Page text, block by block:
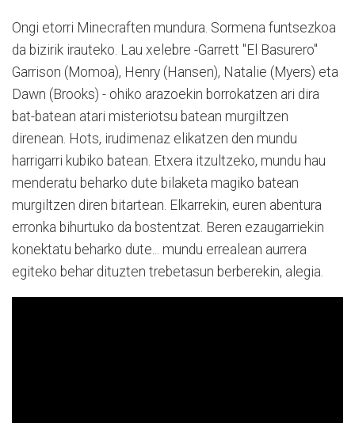
Ongi etorri Minecraften mundura. Sormena funtsezkoa
da bizirik irauteko. Lau xelebre -Garrett "El Basurero"
Garrison (Momoa), Henry (Hansen), Natalie (Myers) eta
Dawn (Brooks) - ohiko arazoekin borrokatzen ari dira
bat-batean atari misteriotsu batean murgiltzen
direnean. Hots, irudimenaz elikatzen den mundu
harrigarri kubiko batean. Etxera itzultzeko, mundu hau
menderatu beharko dute bilaketa magiko batean
murgiltzen diren bitartean. Elkarrekin, euren abentura
erronka bihurtuko da bostentzat. Beren ezaugarriekin
konektatu beharko dute... mundu errealean aurrera
egiteko behar dituzten trebetasun berberekin, alegia.